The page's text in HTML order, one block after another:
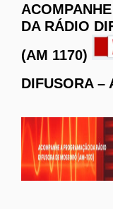
DA RÁDIO
(AM 1170)
DIFUSORA –